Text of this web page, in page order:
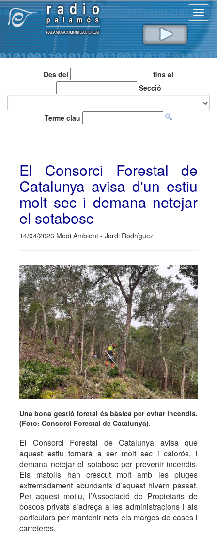
Des del
fins al
Secció
Terme clau
El Consorci Forestal de
Catalunya avisa d'un estiu
molt sec i demana netejar
el sotabosc
14/04/2026 Medi Ambient - Jordi Rodríguez
Una bona gestió foretal és bàsica per evitar incendis.
(Foto: Consorci Forestal de Catalunya).
El Consorci Forestal de Catalunya avisa que
aquest estiu tornarà a ser molt sec i calorós, i
demana netejar el sotabosc per prevenir incendis.
Els matolls han crescut molt amb les pluges
extremadament abundants d’aquest hivern passat.
Per aquest motiu, l’Associació de Propietaris de
boscos privats s’adreça a les administracions i als
particulars per mantenir nets els marges de cases i
carreteres.